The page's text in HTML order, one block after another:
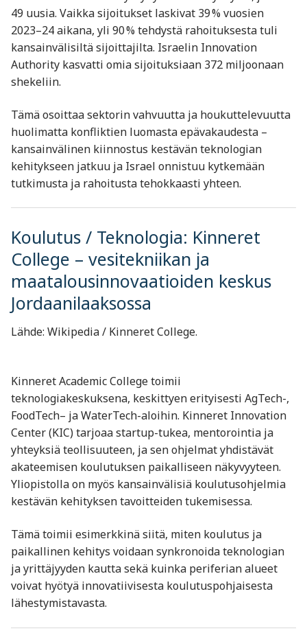
49 uusia. Vaikka sijoitukset laskivat 39 % vuosien
2023–24 aikana, yli 90 % tehdystä rahoituksesta tuli
kansainvälisiltä sijoittajilta. Israelin Innovation
Authority kasvatti omia sijoituksiaan 372 miljoonaan
shekeliin.
Tämä osoittaa sektorin vahvuutta ja houkuttelevuutta
huolimatta konfliktien luomasta epävakaudesta –
kansainvälinen kiinnostus kestävän teknologian
kehitykseen jatkuu ja Israel onnistuu kytkemään
tutkimusta ja rahoitusta tehokkaasti yhteen.
Koulutus / Teknologia: Kinneret
College – vesitekniikan ja
maatalousinnovaatioiden keskus
Jordaanilaaksossa
Lähde: Wikipedia / Kinneret College.
Kinneret Academic College toimii
teknologiakeskuksena, keskittyen erityisesti AgTech-,
FoodTech– ja WaterTech-aloihin. Kinneret Innovation
Center (KIC) tarjoaa startup-tukea, mentorointia ja
yhteyksiä teollisuuteen, ja sen ohjelmat yhdistävät
akateemisen koulutuksen paikalliseen näkyvyyteen.
Yliopistolla on myös kansainvälisiä koulutusohjelmia
kestävän kehityksen tavoitteiden tukemisessa.
Tämä toimii esimerkkinä siitä, miten koulutus ja
paikallinen kehitys voidaan synkronoida teknologian
ja yrittäjyyden kautta sekä kuinka periferian alueet
voivat hyötyä innovatiivisesta koulutuspohjaisesta
lähestymistavasta.